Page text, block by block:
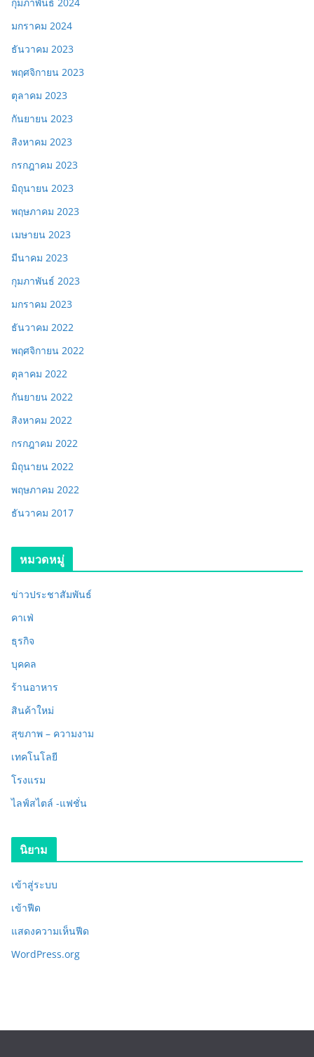
มกราคม 2024
ธันวาคม 2023
พฤศจิกายน 2023
ตุลาคม 2023
กันยายน 2023
สิงหาคม 2023
กรกฎาคม 2023
มิถุนายน 2023
พฤษภาคม 2023
เมษายน 2023
มีนาคม 2023
กุมภาพันธ์ 2023
มกราคม 2023
ธันวาคม 2022
พฤศจิกายน 2022
ตุลาคม 2022
กันยายน 2022
สิงหาคม 2022
กรกฎาคม 2022
มิถุนายน 2022
พฤษภาคม 2022
ธันวาคม 2017
หมวดหมู่
ข่าวประชาสัมพันธ์
คาเฟ่
ธุรกิจ
บุคคล
ร้านอาหาร
สินค้าใหม่
สุขภาพ – ความงาม
เทคโนโลยี
โรงแรม
ไลฟ์สไตล์ -แฟชั่น
นิยาม
เข้าสู่ระบบ
เข้าฟีด
แสดงความเห็นฟีด
WordPress.org